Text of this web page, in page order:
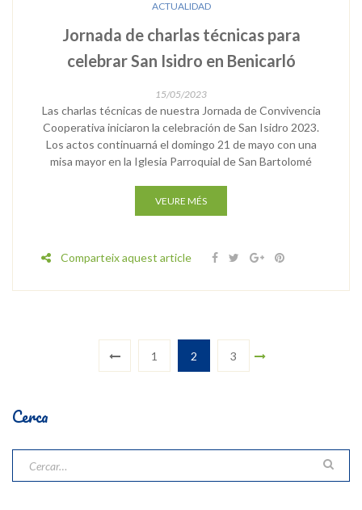
ACTUALIDAD
Jornada de charlas técnicas para
celebrar San Isidro en Benicarló
15/05/2023
Las charlas técnicas de nuestra Jornada de Convivencia
Cooperativa iniciaron la celebración de San Isidro 2023.
Los actos continuarná el domingo 21 de mayo con una
misa mayor en la Iglesia Parroquial de San Bartolomé
VEURE MÉS
Comparteix aquest article
1 2 3
Cerca